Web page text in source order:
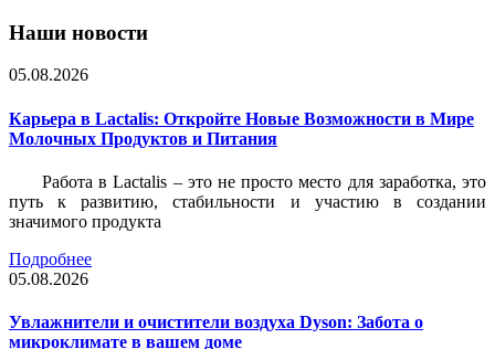
Наши новости
05.08.2026
Карьера в Lactalis: Откройте Новые Возможности в Мире
Молочных Продуктов и Питания
Работа в Lactalis – это не просто место для заработка, это
путь к развитию, стабильности и участию в создании
значимого продукта
Подробнее
05.08.2026
Увлажнители и очистители воздуха Dyson: Забота о
микроклимате в вашем доме